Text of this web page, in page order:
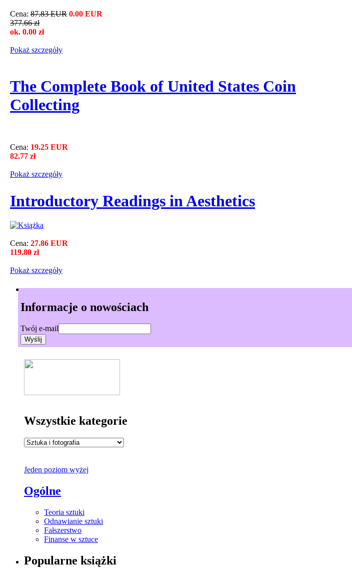
Cena: 87.83 EUR 0.00 EUR
377.66 zł
ok. 0.00 zł
Pokaż szczegόły
The Complete Book of United States Coin
Collecting
Cena: 19.25 EUR
82.77 zł
Pokaż szczegόły
Introductory Readings in Aesthetics
Cena: 27.86 EUR
119.80 zł
Pokaż szczegόły
Informacje o nowościach
Twój e-mail
Wszystkie kategorie
Jeden poziom wyżej
Ogólne
Teoria sztuki
Odnawianie sztuki
Fałszerstwo
Finanse w sztuce
Popularne książki